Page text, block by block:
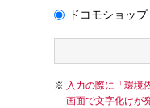
ドコモショップ
入力の際に「環境
画面で文字化けが